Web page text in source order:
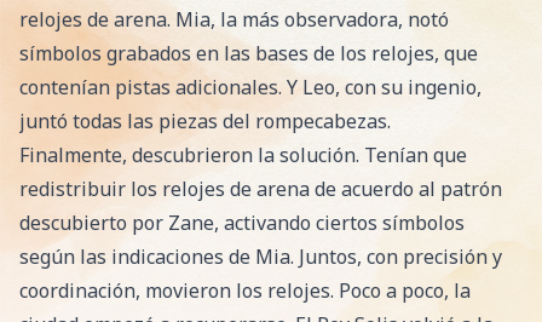
relojes de arena. Mia, la más observadora, notó
símbolos grabados en las bases de los relojes, que
contenían pistas adicionales. Y Leo, con su ingenio,
juntó todas las piezas del rompecabezas.
Finalmente, descubrieron la solución. Tenían que
redistribuir los relojes de arena de acuerdo al patrón
descubierto por Zane, activando ciertos símbolos
según las indicaciones de Mia. Juntos, con precisión y
coordinación, movieron los relojes. Poco a poco, la